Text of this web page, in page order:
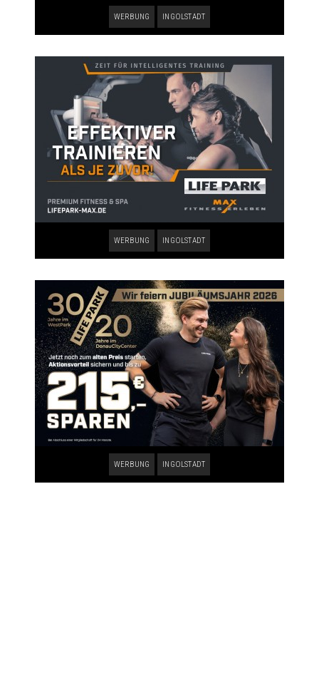
WERBUNG INGOLSTADT
WERBUNG INGOLSTADT
WERBUNG INGOLSTADT